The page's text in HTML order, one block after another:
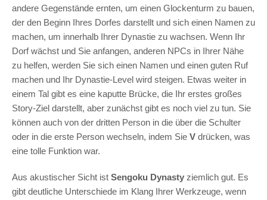
andere Gegenstände ernten, um einen Glockenturm zu bauen,
der den Beginn Ihres Dorfes darstellt und sich einen Namen zu
machen, um innerhalb Ihrer Dynastie zu wachsen. Wenn Ihr
Dorf wächst und Sie anfangen, anderen NPCs in Ihrer Nähe
zu helfen, werden Sie sich einen Namen und einen guten Ruf
machen und Ihr Dynastie-Level wird steigen. Etwas weiter in
einem Tal gibt es eine kaputte Brücke, die Ihr erstes großes
Story-Ziel darstellt, aber zunächst gibt es noch viel zu tun. Sie
können auch von der dritten Person in die über die Schulter
oder in die erste Person wechseln, indem Sie V drücken, was
eine tolle Funktion war.
Aus akustischer Sicht ist Sengoku Dynasty ziemlich gut. Es
gibt deutliche Unterschiede im Klang Ihrer Werkzeuge, wenn